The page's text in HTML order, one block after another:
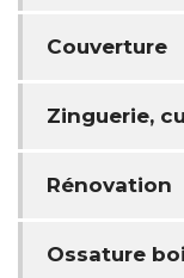
Couverture
Zinguerie,
Rénovation
Ossature